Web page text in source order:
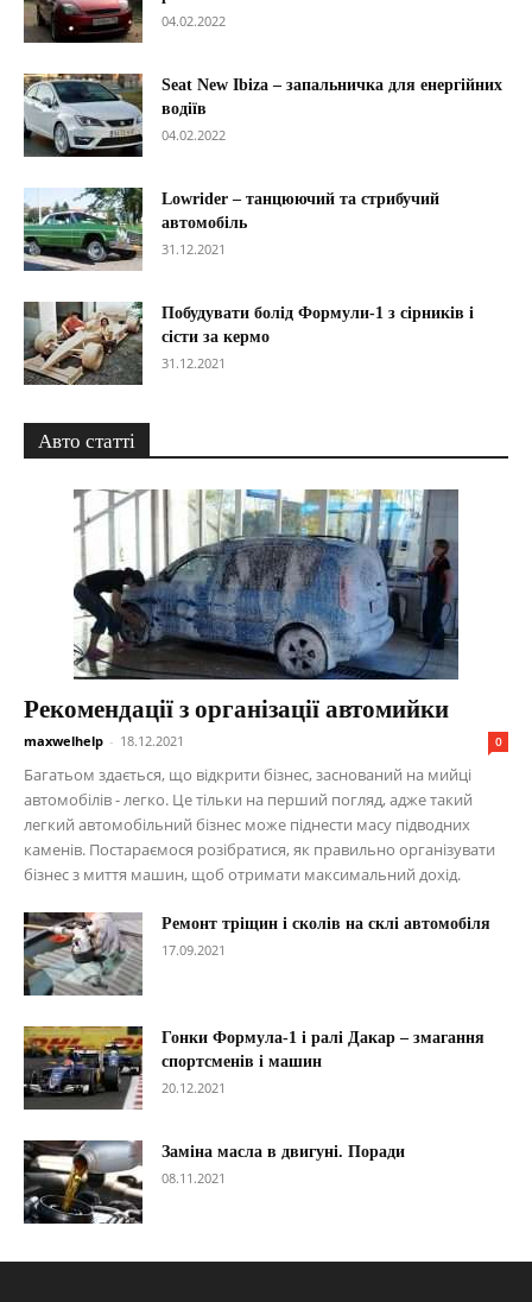
04.02.2022
Seat New Ibiza – запальничка для енергійних
водіїв
04.02.2022
Lowrider – танцюючий та стрибучий
автомобіль
31.12.2021
Побудувати болід Формули-1 з сірників і
сісти за кермо
31.12.2021
Авто статті
Рекомендації з організації автомийки
maxwelhelp - 18.12.2021 0
Багатьом здається, що відкрити бізнес, заснований на мийці
автомобілів - легко. Це тільки на перший погляд, адже такий
легкий автомобільний бізнес може піднести масу підводних
каменів. Постараємося розібратися, як правильно організувати
бізнес з миття машин, щоб отримати максимальний дохід.
Ремонт тріщин і сколів на склі автомобіля
17.09.2021
Гонки Формула-1 і ралі Дакар – змагання
спортсменів і машин
20.12.2021
Заміна масла в двигуні. Поради
08.11.2021